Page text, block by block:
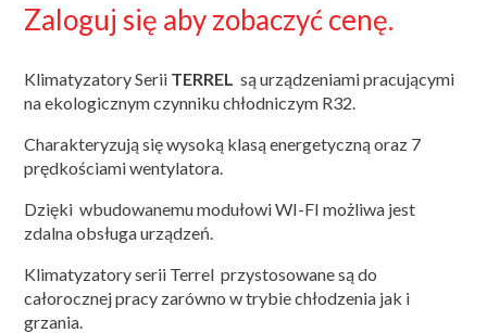
Zaloguj się aby zobaczyć cenę.
Klimatyzatory Serii TERREL
są urządzeniami pracującymi
na ekologicznym czynniku chłodniczym R32.
Charakteryzują się wysoką klasą energetyczną oraz 7
prędkościami wentylatora.
Dzięki wbudowanemu modułowi WI-FI możliwa jest
zdalna obsługa urządzeń.
Klimatyzatory serii Terrel przystosowane są do
całorocznej pracy zarówno w trybie chłodzenia jak i
grzania.